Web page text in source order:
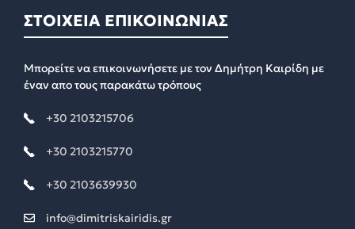
ΣΤΟΙΧΕΙΑ ΕΠΙΚΟΙΝΩΝΙΑΣ
Μπορείτε να επικοινωνήσετε με τον Δημήτρη Καιρίδη με
έναν απο τους παρακάτω τρόπους
+30 2103215706
+30 2103215770
+30 2103639930
info@dimitriskairidis.gr